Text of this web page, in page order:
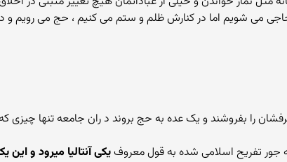
حاجی می شویم اما در کنارش ظلم و ستم می کنیم ، حج می رویم
را بفروشند و یک عده به حج بروند د ران جامعه تنها چیزی
تفریح اسلامی شده به قول معروفیکی آنتالیا میرود و